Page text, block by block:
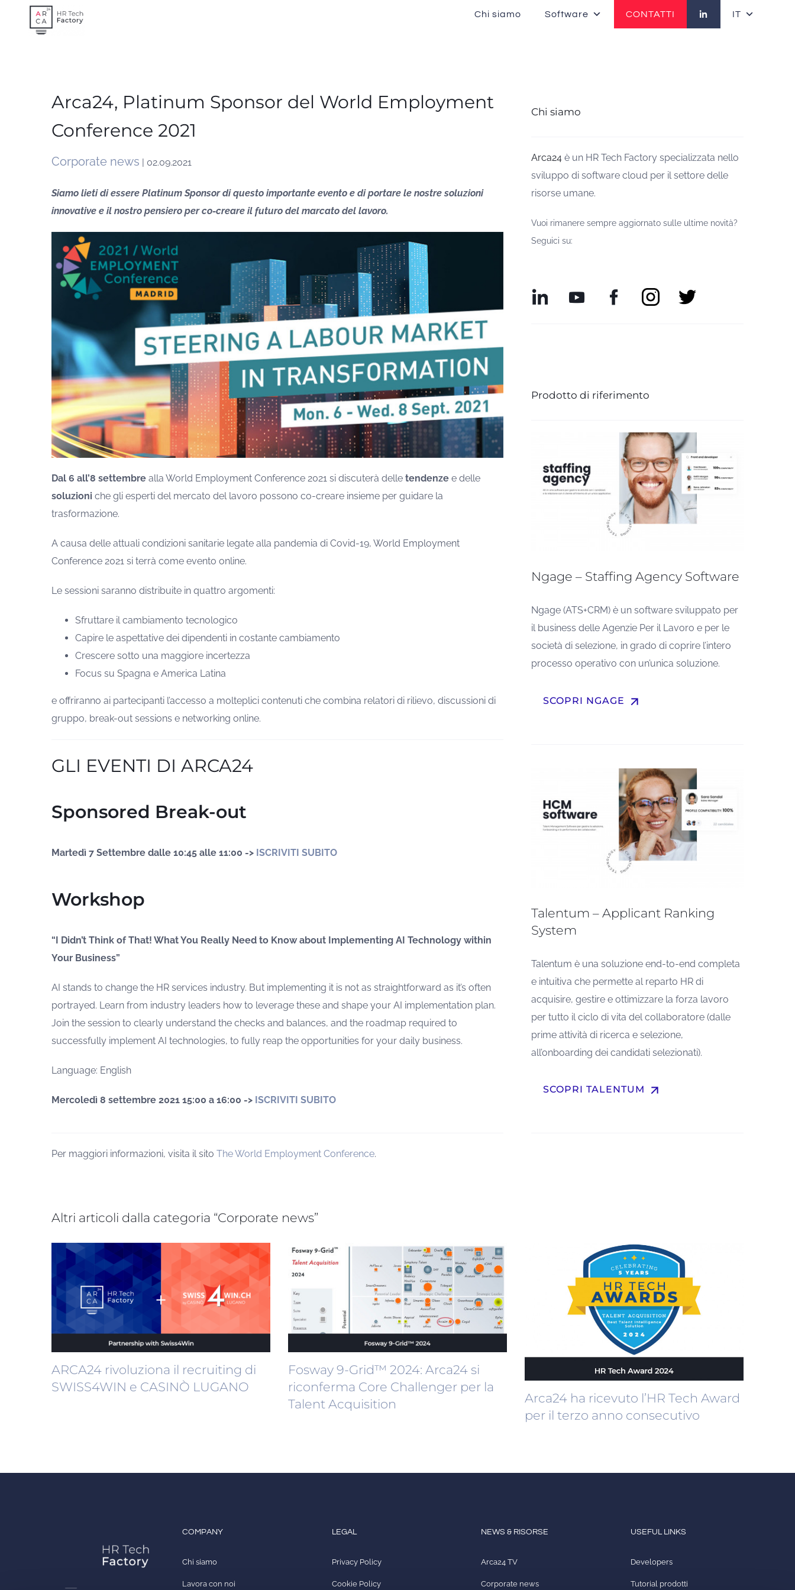
Chi siamo Software CONTATTI IT
Arca24, Platinum Sponsor del World Employment
Conference 2021
Corporate news | 02.09.2021
Siamo lieti di essere Platinum Sponsor di questo importante evento e di portare le nostre soluzioni
innovative e il nostro pensiero per co-creare il futuro del marcato del lavoro.
Dal 6 all’8 settembrealla World Employment Conference 2021 si discuterà delle tendenzee delle
soluzioni che gli esperti del mercato del lavoro possono co-creare insieme per guidare la
trasformazione.
A causa delle attuali condizioni sanitarie legate alla pandemia di Covid-19, World Employment
Conference 2021 si terrà come evento online.
Le sessioni saranno distribuite in quattro argomenti:
Sfruttare il cambiamento tecnologico
Capire le aspettative dei dipendenti in costante cambiamento
Crescere sotto una maggiore incertezza
Focus su Spagna e America Latina
e offriranno ai partecipanti l’accesso a molteplici contenuti che combina relatori di rilievo, discussioni di
gruppo, break-out sessions e networking online.
GLI EVENTI DI ARCA24
Sponsored Break-out
Martedì 7 Settembre dalle 10:45 alle 11:00 -> ISCRIVITI SUBITO
Workshop
“I Didn’t Think of That! What You Really Need to Know about Implementing AI Technology within
Your Business”
AI stands to change the HR services industry. But implementing it is not as straightforward as it’s often
portrayed. Learn from industry leaders how to leverage these and shape your AI implementation plan.
Join the session to clearly understand the checks and balances, and the roadmap required to
successfully implement AI technologies, to fully reap the opportunities for your daily business.
Language: English
Mercoledì 8 settembre 2021 15:00 a 16:00 -> ISCRIVITI SUBITO
Per maggiori informazioni, visita il sito The World Employment Conference.
Chi siamo
Arca24 è un HR Tech Factory specializzata nello
sviluppo di software cloud per il settore delle
risorse umane.
Vuoi rimanere sempre aggiornato sulle ultime novità?
Seguici su:
Prodotto di riferimento
Ngage – Staffing Agency Software
Ngage (ATS+CRM) è un software sviluppato per
il business delle Agenzie Per il Lavoro e per le
società di selezione, in grado di coprire l’intero
processo operativo con un’unica soluzione.
SCOPRI NGAGE arrow_upward
Talentum – Applicant Ranking
System
Talentum è una soluzione end-to-end completa
e intuitiva che permette al reparto HR di
acquisire, gestire e ottimizzare la forza lavoro
per tutto il ciclo di vita del collaboratore (dalle
prime attività di ricerca e selezione,
all’onboarding dei candidati selezionati).
SCOPRI TALENTUM arrow_upward
Altri articoli dalla categoria “Corporate news”
ARCA24 rivoluziona il recruiting di
SWISS4WIN e CASINÒ LUGANO
Fosway 9-Grid™ 2024: Arca24 si
riconferma Core Challenger per la
Talent Acquisition
Arca24 ha ricevuto l’HR Tech Award
per il terzo anno consecutivo
COMPANY
Chi siamo
Lavora con noi
LEGAL
Privacy Policy
Cookie Policy
NEWS & RISORSE
Arca24 TV
Corporate news
USEFUL LINKS
Developers
Tutorial prodotti